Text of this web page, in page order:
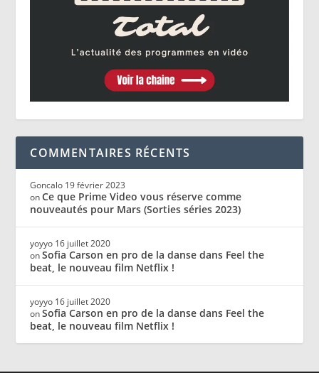
COMMENTAIRES RÉCENTS
Goncalo 19 février 2023
onCe que Prime Video vous réserve comme
nouveautés pour Mars (Sorties séries 2023)
yoyyo 16 juillet 2020
onSofia Carson en pro de la danse dans Feel the
beat, le nouveau film Netflix !
yoyyo 16 juillet 2020
onSofia Carson en pro de la danse dans Feel the
beat, le nouveau film Netflix !